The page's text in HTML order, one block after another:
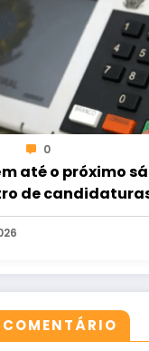
0
até o próximo
de